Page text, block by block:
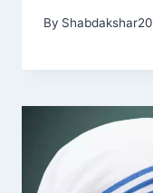
By Shabdakshar20